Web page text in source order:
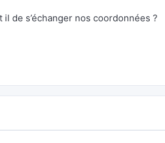
de s’échanger nos coordonnées ?